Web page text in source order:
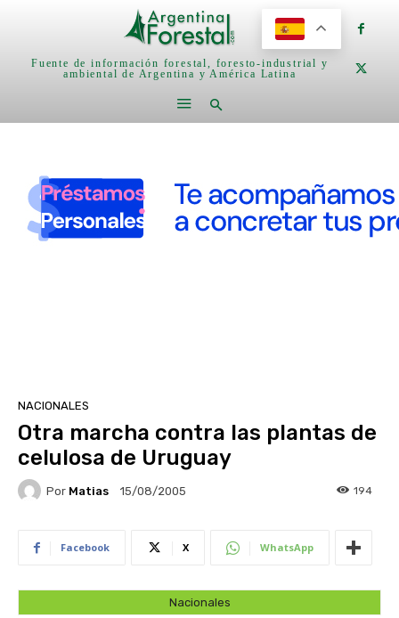
Fuente de información forestal, foresto-industrial y
ambiental de Argentina y América Latina
NACIONALES
Otra marcha contra las plantas de
celulosa de Uruguay
Por Matias 15/08/2005 194
Facebook X WhatsApp
Nacionales